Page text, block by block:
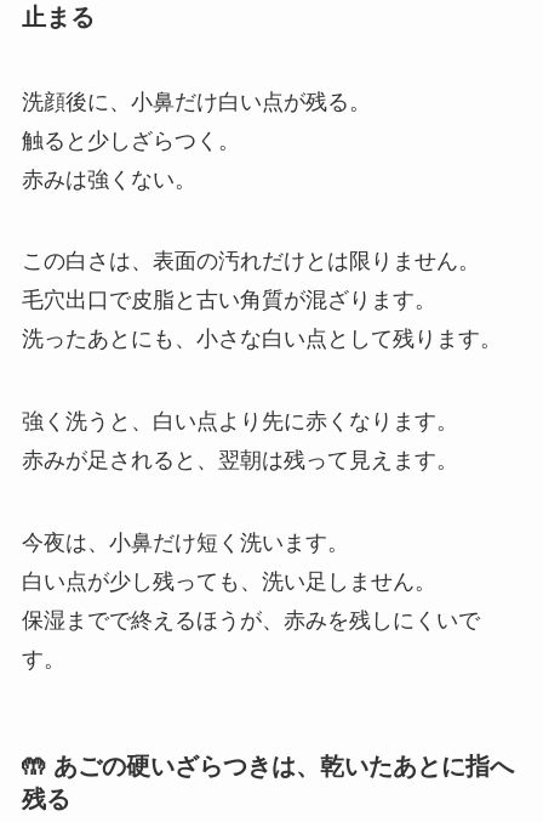
止まる
洗顔後に、小鼻だけ白い点が残る。
触ると少しざらつく。
赤みは強くない。
この白さは、表面の汚れだけとは限りません。
毛穴出口で皮脂と古い角質が混ざります。
洗ったあとにも、小さな白い点として残ります。
強く洗うと、白い点より先に赤くなります。
赤みが足されると、翌朝は残って見えます。
今夜は、小鼻だけ短く洗います。
白い点が少し残っても、洗い足しません。
保湿までで終えるほうが、赤みを残しにくいで
す。
🤲 あごの硬いざらつきは、乾いたあとに指へ
残る